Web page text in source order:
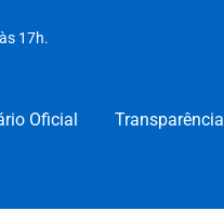
17h.
Oficial Transparência